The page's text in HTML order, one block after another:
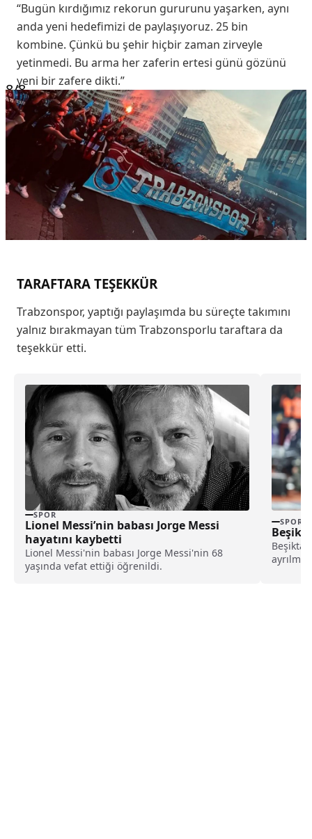
“Bugün kırdığımız rekorun gururunu yaşarken, aynı
anda yeni hedefimizi de paylaşıyoruz. 25 bin
kombine. Çünkü bu şehir hiçbir zaman zirveyle
yetinmedi. Bu arma her zaferin ertesi günü gözünü
yeni bir zafere dikti.”
8/8
TARAFTARA TEŞEKKÜR
Trabzonspor, yaptığı paylaşımda bu süreçte takımını
yalnız bırakmayan tüm Trabzonsporlu taraftara da
teşekkür etti.
SPOR
Lionel Messi’nin babası Jorge Messi
hayatını kaybetti
Lionel Messi'nin babası Jorge Messi'nin 68
yaşında vefat ettiği öğrenildi.
SPOR